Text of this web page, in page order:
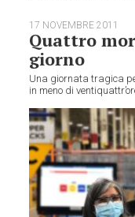
17 NOVEMBRE 2011
Quattro
giorno
Una giornata tragica
in meno di